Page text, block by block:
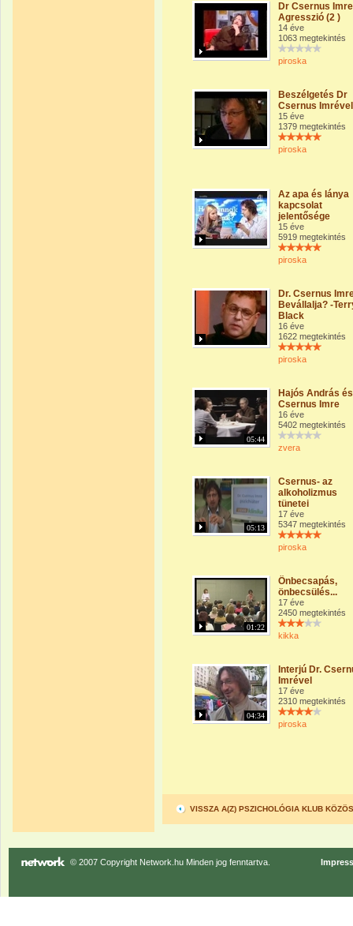
Dr Csernus
Agresszió (2 )
14 éve
1063 megtekintés
piroska
Beszélgetés Dr
Csernus Imrével
15 éve
1379 megtekintés
piroska
Az apa és lánya
kapcsolat
jelentősége
15 éve
5919 megtekintés
piroska
Dr. Csernus
Bevállalja? -
Black
16 éve
1622 megtekintés
piroska
05:44
Hajós András és
Csernus Imre
16 éve
5402 megtekintés
zvera
05:13
Csernus- az
alkoholizmus
tünetei
17 éve
5347 megtekintés
piroska
01:22
Önbecsapás,
önbecsülés...
17 éve
2450 megtekintés
kikka
04:34
Interjú Dr.
Imrével
17 éve
2310 megtekintés
piroska
VISSZA A(Z) PSZICHOLÓGIA KLUB
© 2007 Copyright Network.hu Minden jog fenntartva.